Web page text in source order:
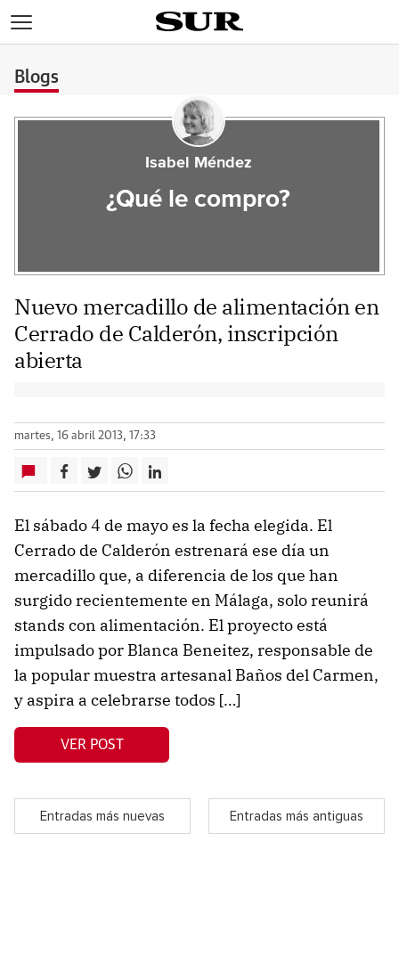
Blogs
Isabel Méndez
¿Qué le compro?
Nuevo mercadillo de alimentación en
Cerrado de Calderón, inscripción
abierta
martes, 16 abril 2013, 17:33
El sábado 4 de mayo es la fecha elegida. El
Cerrado de Calderón estrenará ese día un
mercadillo que, a diferencia de los que han
surgido recientemente en Málaga, solo reunirá
stands con alimentación. El proyecto está
impulsado por Blanca Beneitez, responsable de
la popular muestra artesanal Baños del Carmen,
y aspira a celebrarse todos […]
VER POST
Entradas más nuevas Entradas más antiguas